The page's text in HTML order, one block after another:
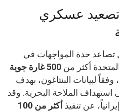
تصعيد عسكري
حدة المواجهات في
أكثر من 500 غارة جوية
لبيانات البنتاغون، بهدف
الملاحة البحرية. وقد
عن تنفيذ
أكثر من 100